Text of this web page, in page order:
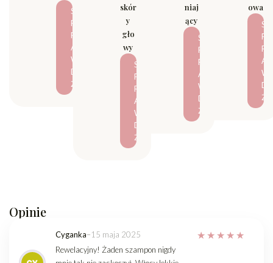
S
P
R
A
W
D
Ź
skór
y
gło
wy
S
P
R
A
W
D
Ź
niaj
ący
S
P
R
A
W
D
Ź
owa
S
P
R
A
W
D
Ź
Opinie
Cyganka–15 maja 2025
Rewelacyjny! Żaden szampon nigdy